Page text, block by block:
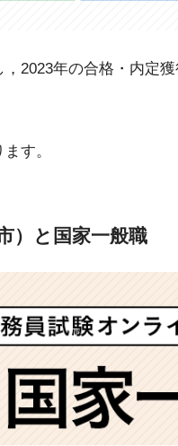
2023年の合格・内定
す。
）と国家一般職